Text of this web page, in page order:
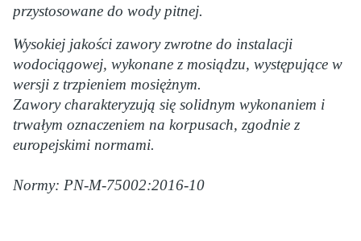
przystosowane do wody pitnej.
Wysokiej jakości zawory zwrotne do instalacji
wodociągowej, wykonane z mosiądzu, występujące w
wersji z trzpieniem mosiężnym.
Zawory charakteryzują się solidnym wykonaniem i
trwałym oznaczeniem na korpusach, zgodnie z
europejskimi normami.
Normy: PN-M-75002:2016-10